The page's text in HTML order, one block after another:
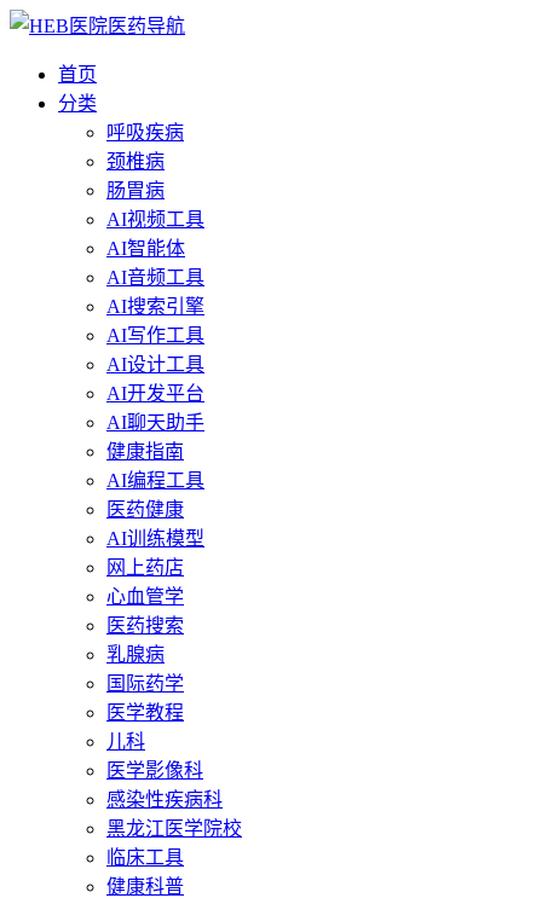
首页
分类
呼吸疾病
颈椎病
肠胃病
AI视频工具
AI智能体
AI音频工具
AI搜索引擎
AI写作工具
AI设计工具
AI开发平台
AI聊天助手
健康指南
AI编程工具
医药健康
AI训练模型
网上药店
心血管学
医药搜索
乳腺病
国际药学
医学教程
儿科
医学影像科
感染性疾病科
黑龙江医学院校
临床工具
健康科普